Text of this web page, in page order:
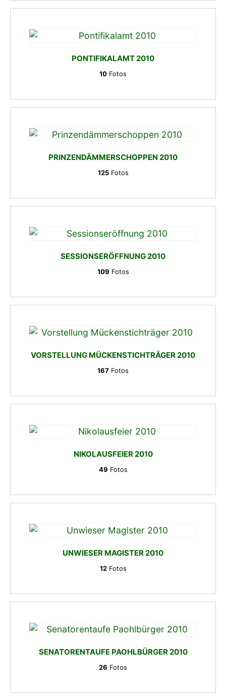
PONTIFIKALAMT 2010
10 Fotos
PRINZENDÄMMERSCHOPPEN 2010
125Fotos
SESSIONSERÖFFNUNG 2010
109 Fotos
VORSTELLUNG MÜCKENSTICHTRÄGER 2010
167 Fotos
NIKOLAUSFEIER 2010
49 Fotos
UNWIESER MAGISTER 2010
12Fotos
SENATORENTAUFE PAOHLBÜRGER 2010
26 Fotos